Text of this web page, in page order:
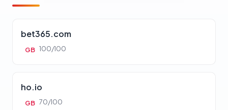
bet365.com
GB 100/100
ho.io
GB 70/100